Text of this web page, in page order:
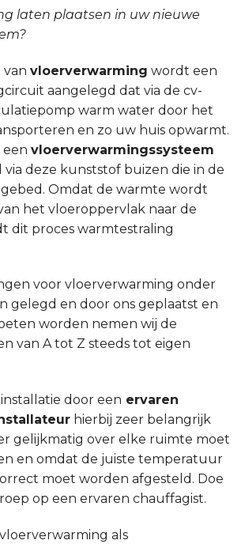
laten plaatsen in uw nieuwe
van vloerverwarming wordt een
aangelegd dat via de cv-
warm water door het
en zo uw huis opwarmt.
een vloerverwarmingssysteem
deze kunststof buizen die in de
Omdat de warmte wordt
het vloeroppervlak naar de
dit proces warmtestraling
voor vloerverwarming onder
gelegd en door ons geplaatst en
worden nemen wij de
van A tot Z steeds tot eigen
door een ervaren
hierbij zeer belangrijk
gelijkmatig over elke ruimte moet
en omdat de juiste temperatuur
moet worden afgesteld. Doe
op een ervaren chauffagist.
als